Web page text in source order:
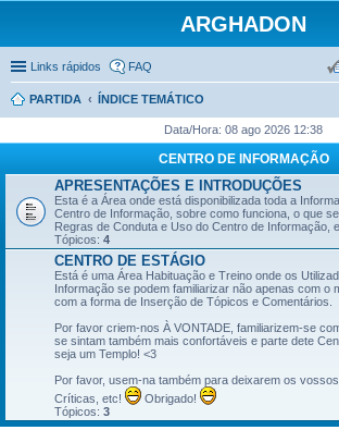
ARGHADON
Links rápidos FAQ
PARTIDA
ÍNDICE TEMÁTICO
Data/Hora: 08 ago 2026 12:38
CENTRO DE INFORMAÇÃO
APRESENTAÇÕES E INTRODUÇÕES
Esta é a Área onde está disponibilizada toda a
Centro de Informação, sobre como funciona, o que
Regras de Conduta e Uso do Centro de Informação,
Tópicos: 4
CENTRO DE ESTÁGIO
Está é uma Área Habituação e Treino onde os
Informação se podem familiarizar não apenas com o
com a forma de Inserção de Tópicos e Comentários.
Por favor criem-nos À VONTADE, familiarizem-se
se sintam também mais confortáveis e parte dete
seja um Templo! <3
Por favor, usem-na também para deixarem os
Críticas, etc!
Obrigado!
Tópicos: 3